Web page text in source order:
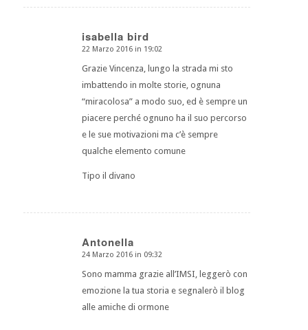
isabella bird
dice:
22 Marzo 2016 in 19:02
Grazie Vincenza, lungo la strada mi sto
imbattendo in molte storie, ognuna
“miracolosa” a modo suo, ed è sempre un
piacere perché ognuno ha il suo percorso
e le sue motivazioni ma c’è sempre
qualche elemento comune
Tipo il divano
Antonella
dice:
24 Marzo 2016 in 09:32
Sono mamma grazie all’IMSI, leggerò con
emozione la tua storia e segnalerò il blog
alle amiche di ormone